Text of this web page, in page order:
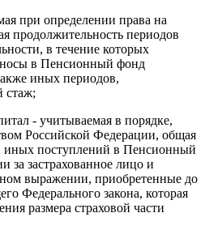
при определении права на
продолжительность периодов
в течение которых
в Пенсионный фонд
иных периодов,
стаж;
- учитываемая в порядке,
Российской Федерации, общая
иных поступлений в Пенсионный
за застрахованное лицо и
выражении, приобретенные до
Федерального закона, которая
размера страховой части